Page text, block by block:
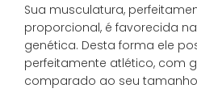
Sua musculatura,
proporcional, é favorecida
genética. Desta forma ele
perfeitamente atlético, com
comparado ao seu